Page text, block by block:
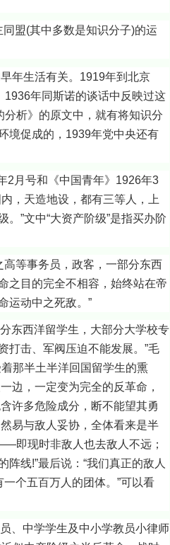
盟(其中多数是知识分子)的运
生活有关。1919年到北京
年同斯诺的谈话中反映过这
分析》的原文中，就有将知识分
境促成的，1939年党中央还有
2月号和《中国青年》1926年3
，天造地设，都有三等人，上
”文中“大资产阶级”是指买办阶
等事务员，政客，一部分东西
之目的完全不相容，始终站在帝
运动中之死敌。”
西洋留学生，大部分大学校专
打击、军阀压迫不能发展。”毛
那半土半洋回国留学生的熏
边，一定变为完全的反革命，
许多危险成分，断不能望其勇
易与敌人妥协，全体看来是半
即现时非敌人也去敌人不远；
线!”最后说：“我们真正的敌人
个五百万人的团体。”可以看
中学学生及中小学教员小律师